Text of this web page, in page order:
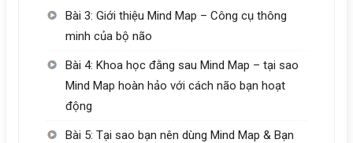
Bài 3: Giới thiệu Mind Map – Công cụ thông
minh của bộ não
Bài 4: Khoa học đằng sau Mind Map – tại sao
Mind Map hoàn hảo với cách não bạn hoạt
động
Bài 5: Tại sao bạn nên dùng Mind Map & Bạn